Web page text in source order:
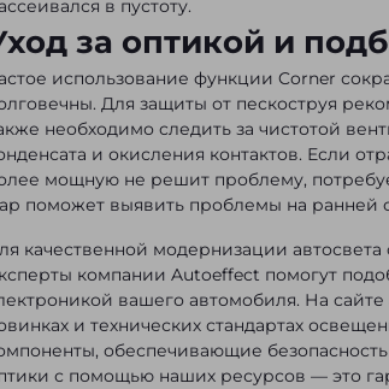
в пустоту.
за оптикой и
использование функции Corner
Для защиты от пескоструя
необходимо следить за чистотой
и окисления контактов. Если
мощную не решит проблему,
поможет выявить проблемы на ранней
качественной модернизации
компании Autoeffect помогут
вашего автомобиля. На
и технических стандартах
обеспечивающие
с помощью наших ресурсов — это